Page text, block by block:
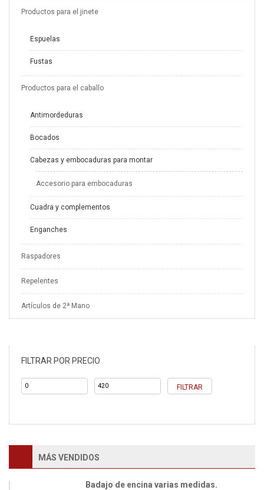
Productos para el jinete
Espuelas
Fustas
Productos para el caballo
Antimordeduras
Bocados
Cabezas y embocaduras para montar
Accesorio para embocaduras
Cuadra y complementos
Enganches
Raspadores
Repelentes
Artículos de 2ª Mano
FILTRAR POR PRECIO
FILTRAR
MÁS VENDIDOS
Badajo de encina varias medidas.